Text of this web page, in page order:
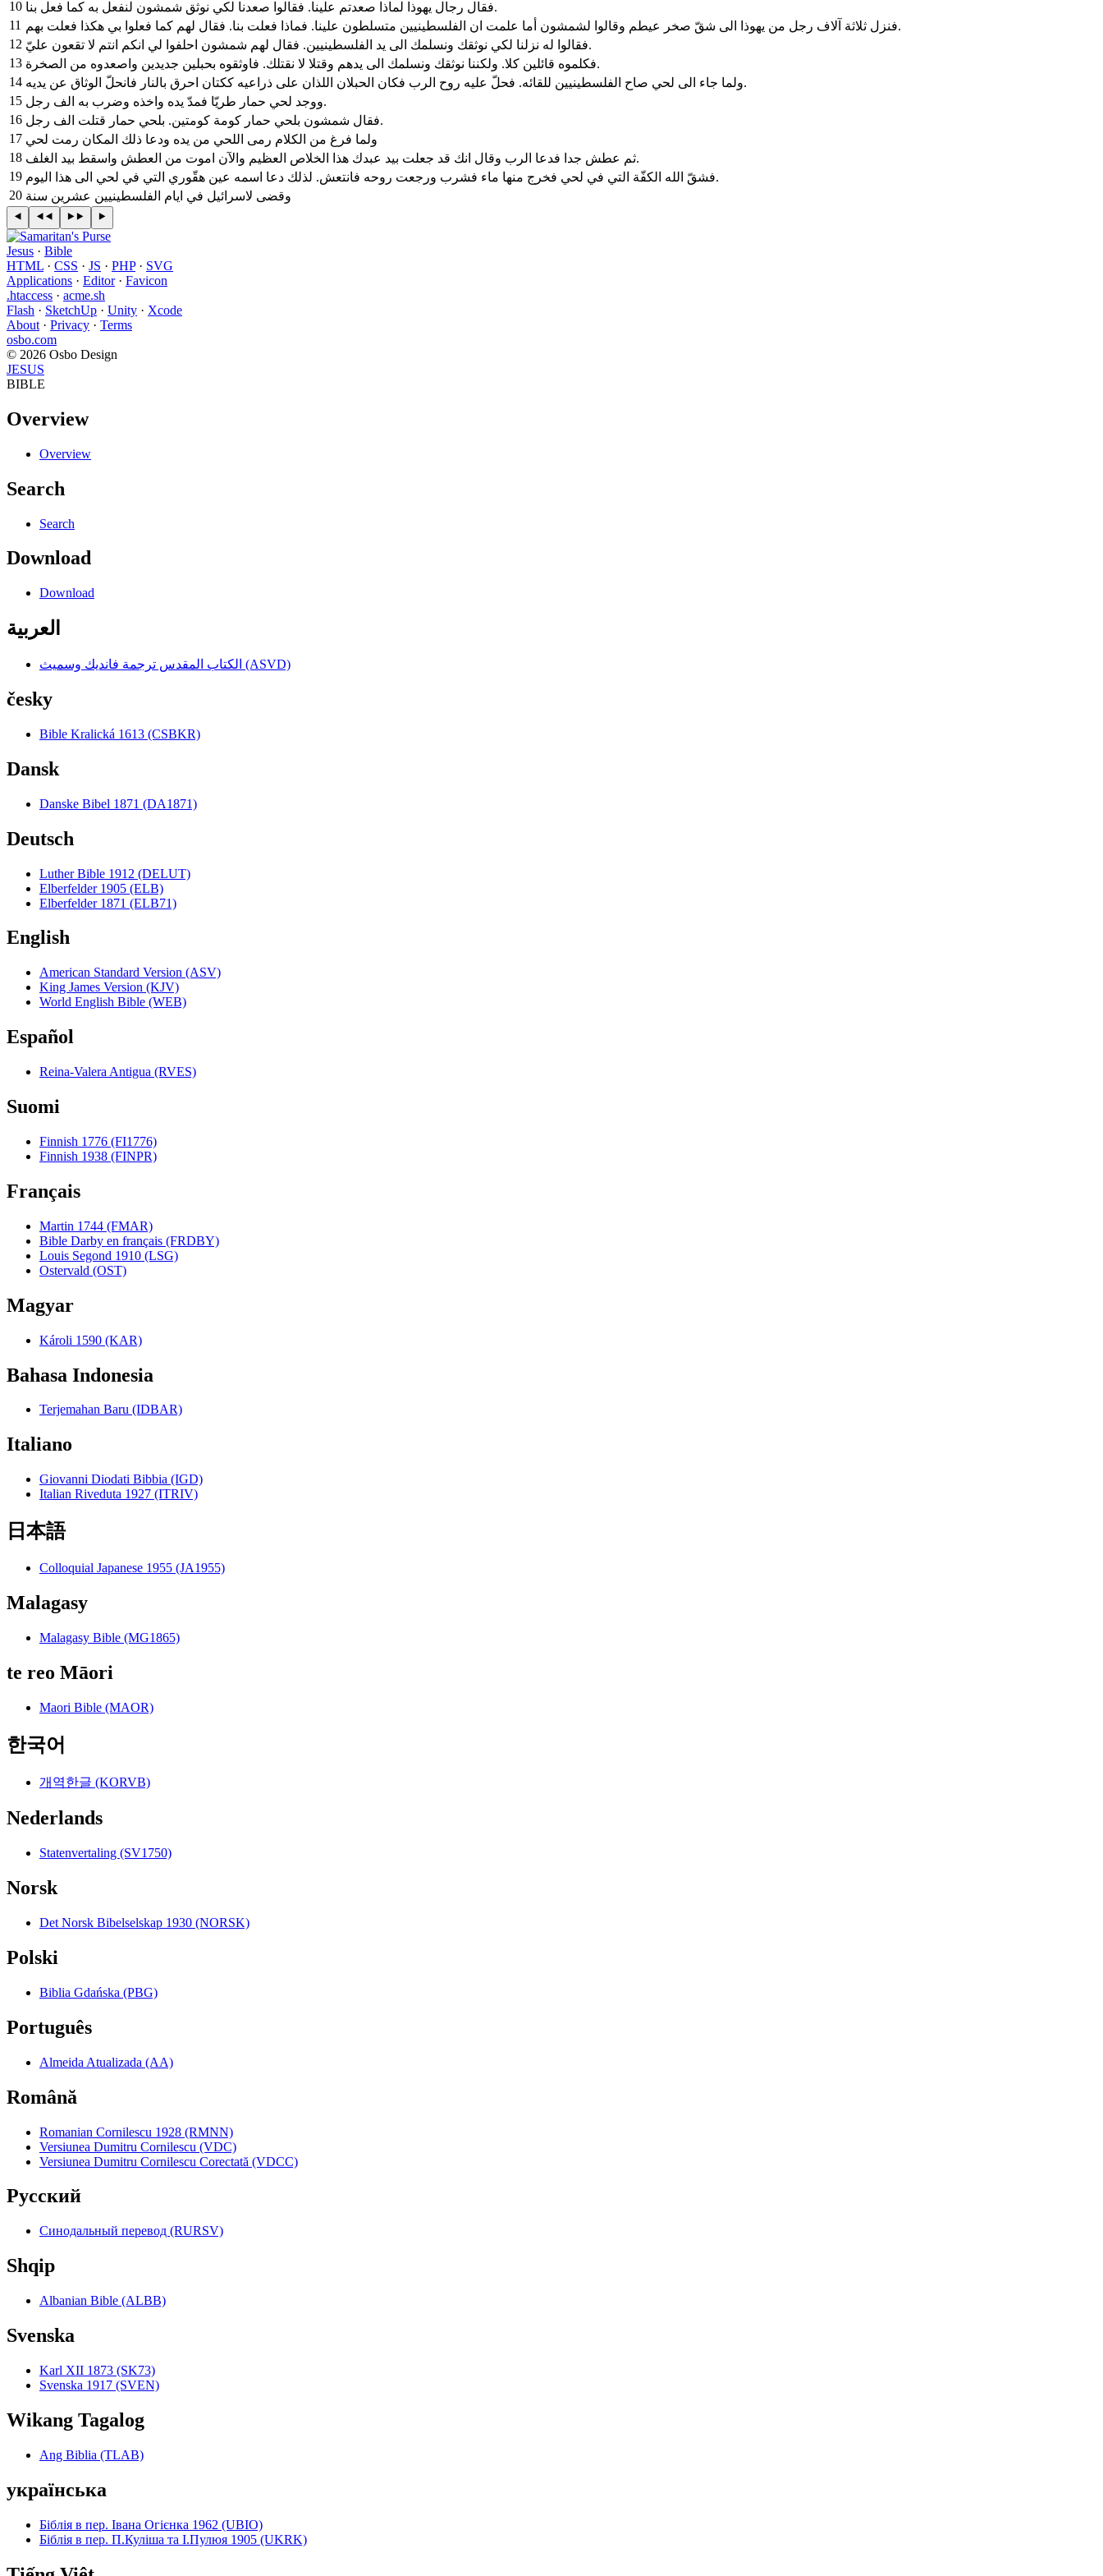
10
فقال رجال يهوذا لماذا صعدتم علينا. فقالوا صعدنا لكي نوثق شمشون لنفعل به كما فعل بنا.
11
فنزل ثلاثة آلاف رجل من يهوذا الى شقّ صخر عيطم وقالوا لشمشون أما علمت ان الفلسطينيين متسلطون علينا. فماذا فعلت بنا. فقال لهم كما فعلوا بي هكذا فعلت بهم.
12
فقالوا له نزلنا لكي نوثقك ونسلمك الى يد الفلسطينيين. فقال لهم شمشون احلفوا لي انكم انتم لا تقعون عليّ.
13
فكلموه قائلين كلا. ولكننا نوثقك ونسلمك الى يدهم وقتلا لا نقتلك. فاوثقوه بحبلين جديدين واصعدوه من الصخرة.
14
ولما جاء الى لحي صاح الفلسطينيين للقائه. فحلّ عليه روح الرب فكان الحبلان اللذان على ذراعيه ككتان احرق بالنار فانحلّ الوثاق عن يديه.
15
ووجد لحي حمار طريّا فمدّ يده واخذه وضرب به الف رجل.
16
فقال شمشون بلحي حمار كومة كومتين. بلحي حمار قتلت الف رجل.
17 ولما فرغ من الكلام رمى اللحي من يده ودعا ذلك المكان رمت لحي
18
ثم عطش جدا فدعا الرب وقال انك قد جعلت بيد عبدك هذا الخلاص العظيم والآن اموت من العطش واسقط بيد الغلف.
19
فشقّ الله الكفّة التي في لحي فخرج منها ماء فشرب ورجعت روحه فانتعش. لذلك دعا اسمه عين هقّوري التي في لحي الى هذا اليوم.
20 وقضى لاسرائيل في ايام الفلسطينيين عشرين سنة
Jesus · Bible
HTML · CSS · JS · PHP· SVG
Applications · Editor· Favicon
.htaccess · acme.sh
Flash · SketchUp · Unity · Xcode
About · Privacy · Terms
osbo.com
© 2026 Osbo Design
JESUS
BIBLE
Overview
Overview
Search
Search
Download
Download
العربية
الكتاب المقدس ترجمة فانديك وسميث (ASVD)
česky
Bible Kralická 1613 (CSBKR)
Dansk
Danske Bibel 1871 (DA1871)
Deutsch
Luther Bible 1912 (DELUT)
Elberfelder 1905 (ELB)
Elberfelder 1871 (ELB71)
English
American Standard Version (ASV)
King James Version (KJV)
World English Bible (WEB)
Español
Reina-Valera Antigua (RVES)
Suomi
Finnish 1776 (FI1776)
Finnish 1938 (FINPR)
Français
Martin 1744 (FMAR)
Bible Darby en français (FRDBY)
Louis Segond 1910 (LSG)
Ostervald (OST)
Magyar
Károli 1590 (KAR)
Bahasa Indonesia
Terjemahan Baru (IDBAR)
Italiano
Giovanni Diodati Bibbia (IGD)
Italian Riveduta 1927 (ITRIV)
日本語
Colloquial Japanese 1955 (JA1955)
Malagasy
Malagasy Bible (MG1865)
te reo Māori
Maori Bible (MAOR)
한국어
개역한글 (KORVB)
Nederlands
Statenvertaling (SV1750)
Norsk
Det Norsk Bibelselskap 1930 (NORSK)
Polski
Biblia Gdańska (PBG)
Português
Almeida Atualizada (AA)
Română
Romanian Cornilescu 1928 (RMNN)
Versiunea Dumitru Cornilescu (VDC)
Versiunea Dumitru Cornilescu Corectată (VDCC)
Pyccкий
Синодальный перевод (RURSV)
Shqip
Albanian Bible (ALBB)
Svenska
Karl XII 1873 (SK73)
Svenska 1917 (SVEN)
Wikang Tagalog
Ang Biblia (TLAB)
українська
Біблія в пер. Івана Огієнка 1962 (UBIO)
Біблія в пер. П.Куліша та І.Пулюя 1905 (UKRK)